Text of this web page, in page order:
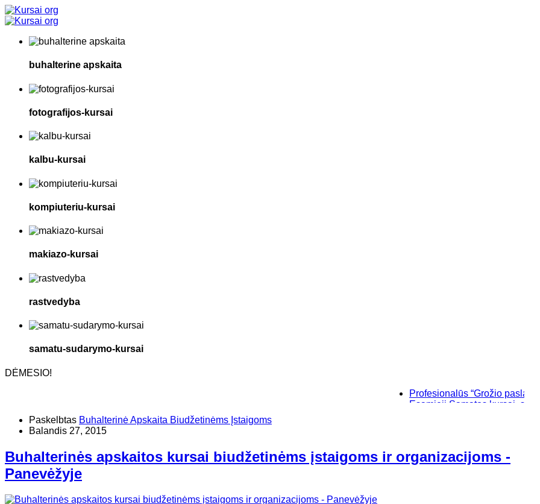
buhalterine apskaita
fotografijos-kursai
kalbu-kursai
kompiuteriu-kursai
makiazo-kursai
rastvedyba
samatu-sudarymo-kursai
DĖMESIO!
Profesionalūs “Grožio paslaptys”,
Esamieji Sąmatos kursai, su
Paskelbtas Buhalterinė Apskaita Biudžetinėms Įstaigoms
Balandis 27, 2015
Buhalterinės apskaitos kursai biudžetinėms įstaigoms ir organizacijoms -
Panevėžyje